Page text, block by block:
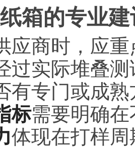
箱的专业建
应商时，应
过实际堆叠
有专门或成
标需要明确
体现在打样